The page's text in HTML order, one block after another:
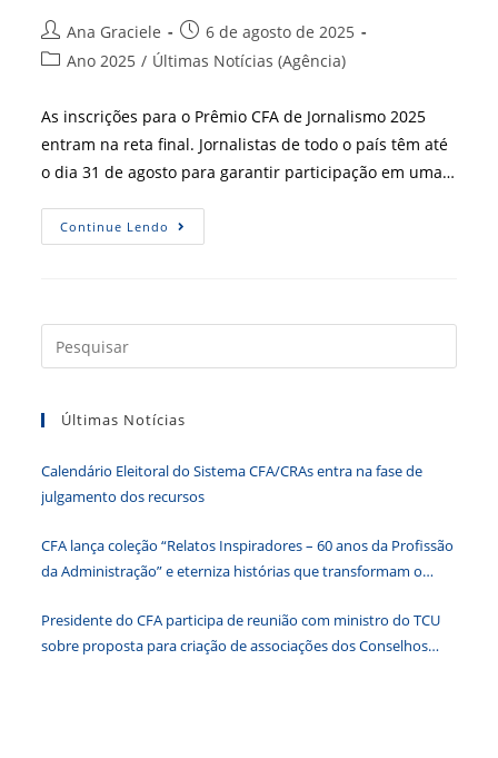
Autor
do
Ana Graciele
Post
publicado:
6 de agosto de 2025
Categoria
post:
Ano 2025 / Últimas Notícias (Agência)
As inscrições para o Prêmio CFA de Jornalismo 2025
entram na reta final. Jornalistas de todo o país têm até
o dia 31 de agosto para garantir participação em uma…
Continue Lendo Prêmio
CFA
No
Agosto
a
Últimas Notícias
Calendário Eleitoral do Sistema CFA/CRAs entra na fase de
julgamento dos recursos
CFA lança coleção “Relatos Inspiradores – 60 anos da Profissão
da Administração” e eterniza histórias que transformam o
Presidente do CFA participa de reunião com ministro do TCU
sobre proposta para criação de associações dos Conselhos